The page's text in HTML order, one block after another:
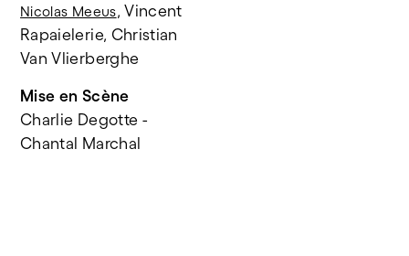
Nicolas Meeus , Vincent
Rapaielerie, Christian
Van Vlierberghe
Mise en Scène
Charlie Degotte -
Chantal Marchal